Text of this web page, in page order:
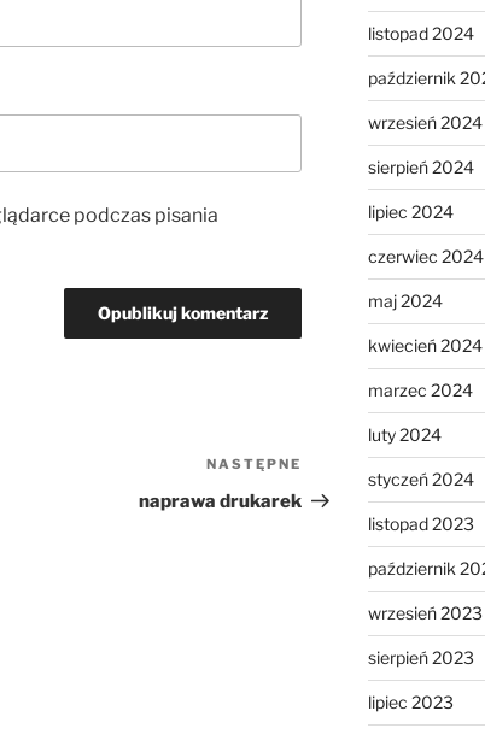
podczas pisania
wpis
NASTĘPNE
naprawa drukarek
listopad 2024
październik
wrzesień 2024
sierpień 2024
lipiec 2024
czerwiec 2024
maj 2024
kwiecień 2024
marzec 2024
luty 2024
styczeń 2024
listopad 2023
październik
wrzesień 2023
sierpień 2023
lipiec 2023